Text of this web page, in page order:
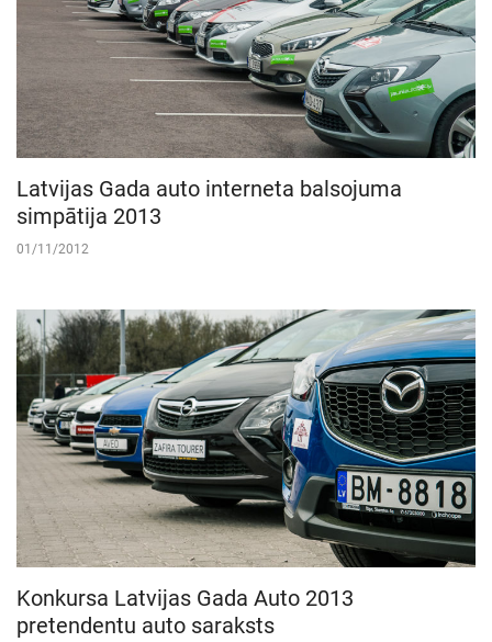
Latvijas Gada auto interneta balsojuma
simpātija 2013
01/11/2012
Konkursa Latvijas Gada Auto 2013
pretendentu auto saraksts